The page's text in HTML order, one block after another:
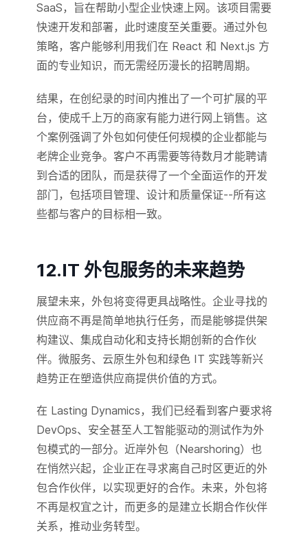
SaaS，旨在帮助小型企业快速上网。该项目需要
快速开发和部署，此时速度至关重要。通过外包
策略，客户能够利用我们在 React 和 Next.js 方
面的专业知识，而无需经历漫长的招聘周期。
结果，在创纪录的时间内推出了一个可扩展的平
台，使成千上万的商家有能力进行网上销售。这
个案例强调了外包如何使任何规模的企业都能与
老牌企业竞争。客户不再需要等待数月才能聘请
到合适的团队，而是获得了一个全面运作的开发
部门，包括项目管理、设计和质量保证--所有这
些都与客户的目标相一致。
12.IT 外包服务的未来趋势
展望未来，外包将变得更具战略性。企业寻找的
供应商不再是简单地执行任务，而是能够提供架
构建议、集成自动化和支持长期创新的合作伙
伴。微服务、云原生外包和绿色 IT 实践等新兴
趋势正在塑造供应商提供价值的方式。
在 Lasting Dynamics，我们已经看到客户要求将
DevOps、安全甚至人工智能驱动的测试作为外
包模式的一部分。近岸外包（Nearshoring）也
在悄然兴起，企业正在寻求离自己时区更近的外
包合作伙伴，以实现更好的合作。未来，外包将
不再是权宜之计，而更多的是建立长期合作伙伴
关系，推动业务转型。